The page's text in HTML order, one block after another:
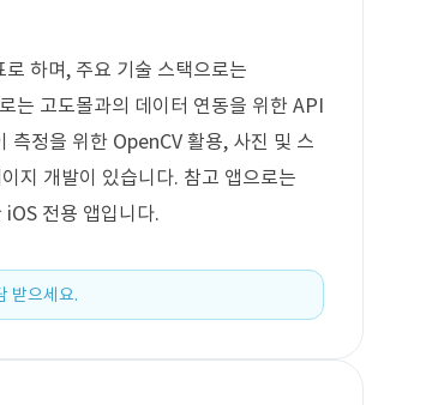
하며, 주요 기술 스택으로는
는 고도몰과의 데이터 연동을 위한 API
정을 위한 OpenCV 활용, 사진 및 스
지 개발이 있습니다. 참고 앱으로는
전용 앱입니다.
받으세요.